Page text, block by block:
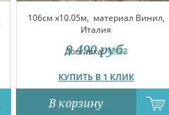
106см x10.05м, материал Винил,
Италия
Доставка:10.08
КУПИТЬ В 1 КЛИК
9 490 руб.
В корзину